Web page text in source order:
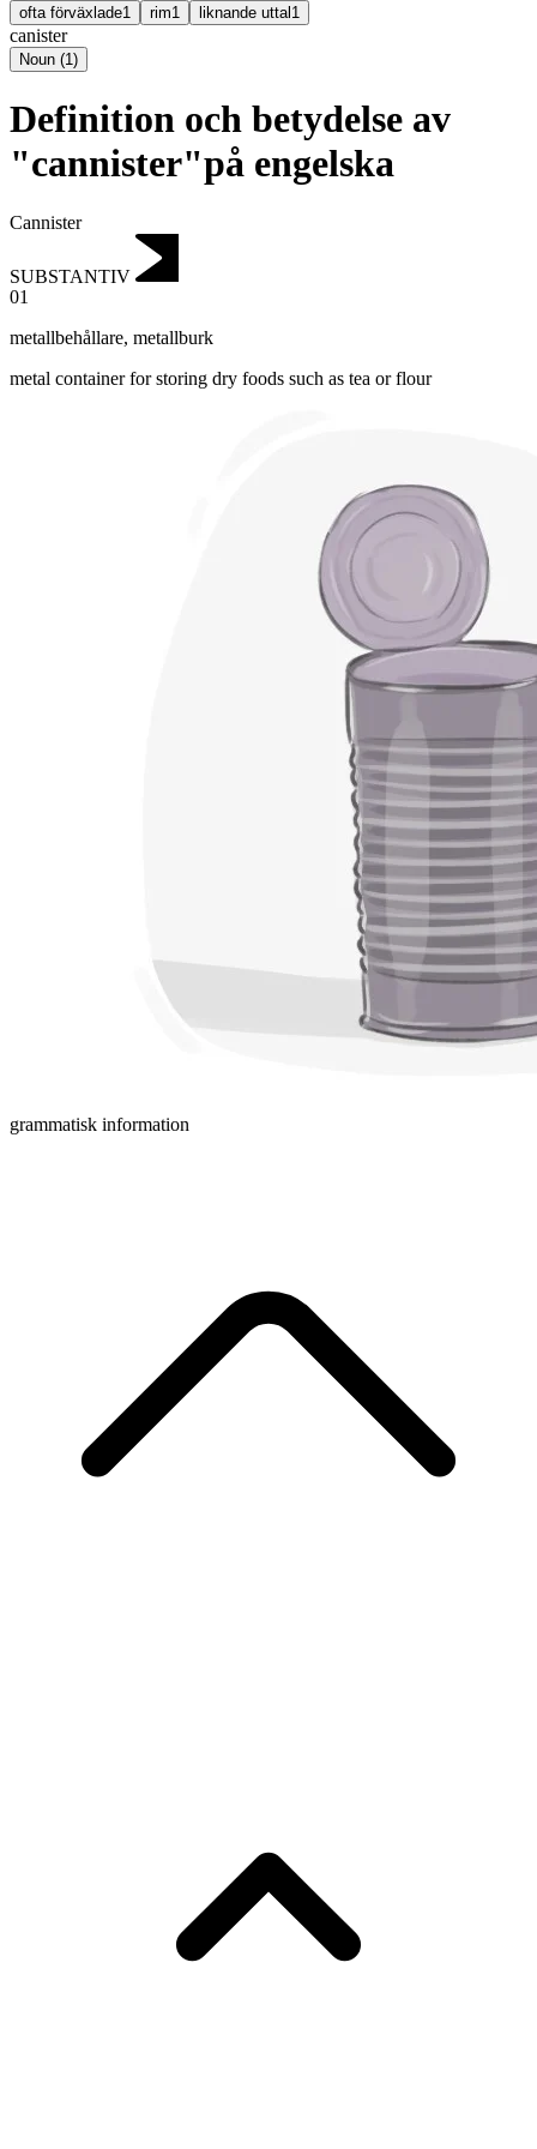
ofta förväxlade1 rim1 liknande uttal1
canister
Noun (1)
Definition och betydelse av
"cannister"på engelska
Cannister
SUBSTANTIV
01
metallbehållare, metallburk
metal container for storing dry foods such as tea or flour
grammatisk information